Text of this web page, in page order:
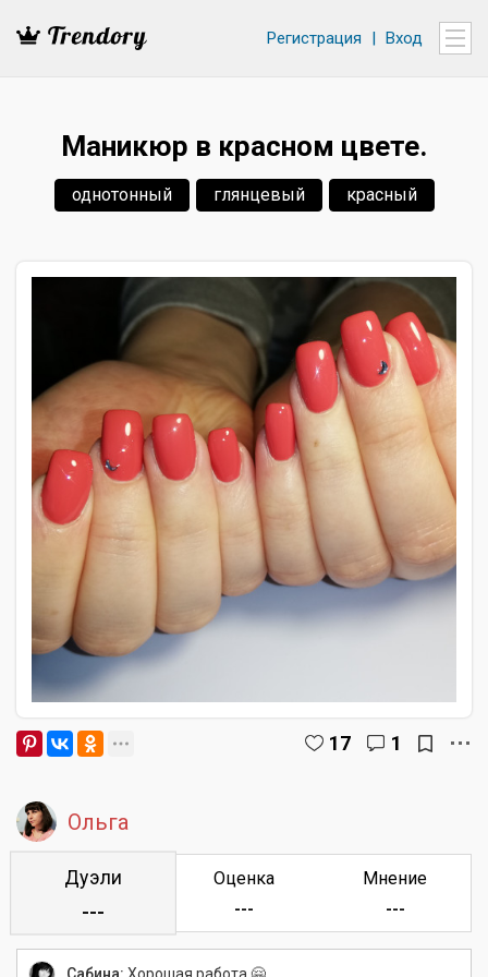
Регистрация | Вход
Маникюр в красном цвете.
однотонный глянцевый красный
17 1
Ольга
Дуэли
---
Оценка
---
Мнение
---